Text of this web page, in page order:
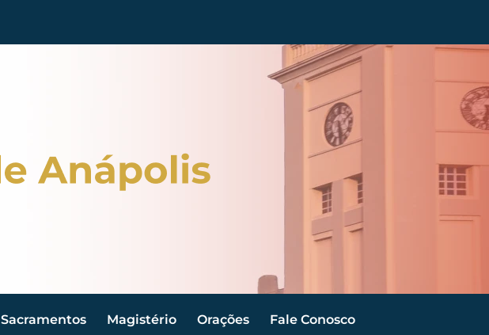
Sacramentos Magistério Orações Fale Conosco